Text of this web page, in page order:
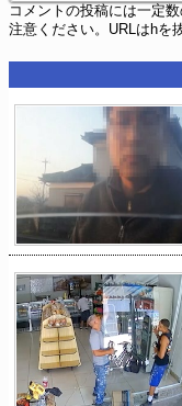
コメントの投稿には一定
注意ください。URLはhを